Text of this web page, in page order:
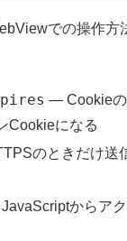
での操作方
— Cookieの
Cookieになる
のときだけ送
からアク